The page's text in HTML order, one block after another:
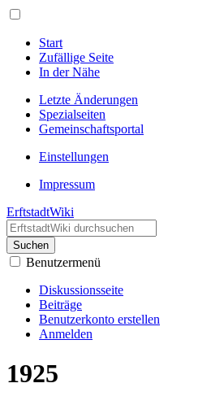
Start
Zufällige Seite
In der Nähe
Letzte Änderungen
Spezialseiten
Gemeinschafts­portal
Einstellungen
Impressum
ErftstadtWiki
Suchen
Benutzermenü
Diskussionsseite
Beiträge
Benutzerkonto erstellen
Anmelden
1925